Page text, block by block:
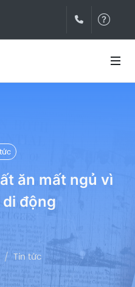
ăn mất ngủ vì
động
Tin tức